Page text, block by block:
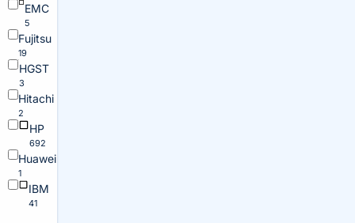
EMC
5
Fujitsu
19
HGST
3
Hitachi
2
HP
692
Huawei
1
IBM
41